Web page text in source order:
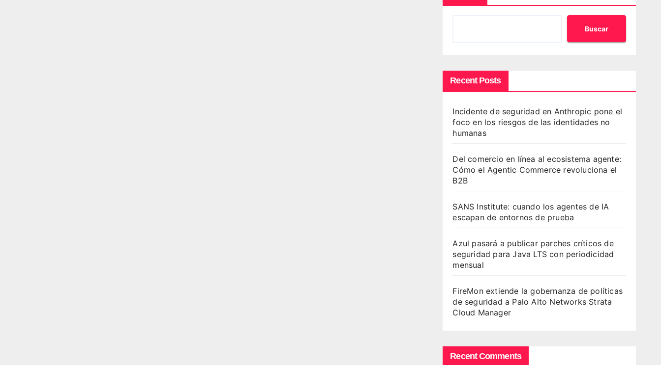
Buscar
Recent Posts
Incidente de seguridad en Anthropic pone el
foco en los riesgos de las identidades no
humanas
Del comercio en línea al ecosistema agente:
Cómo el Agentic Commerce revoluciona el
B2B
SANS Institute: cuando los agentes de IA
escapan de entornos de prueba
Azul pasará a publicar parches críticos de
seguridad para Java LTS con periodicidad
mensual
FireMon extiende la gobernanza de políticas
de seguridad a Palo Alto Networks Strata
Cloud Manager
Recent Comments